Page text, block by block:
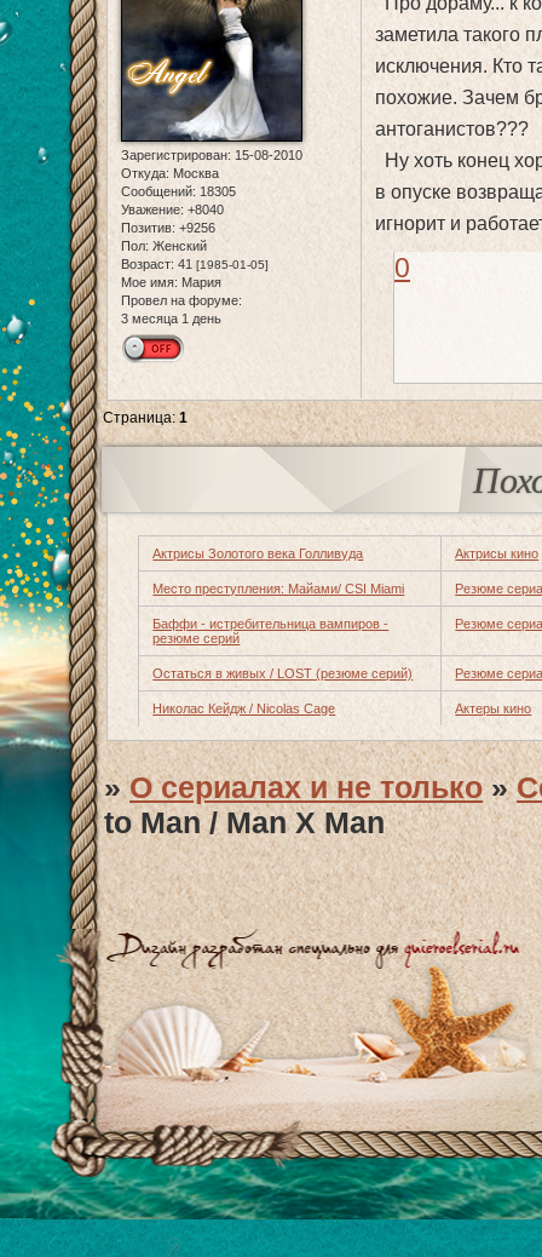
Зарегистрирован: 15-08-2010
Откуда: Москва
Сообщений: 18305
Уважение: +8040
Позитив: +9256
Пол: Женский
Возраст: 41 [1985-01-05]
Мое имя: Мария
Провел на форуме:
3 месяца 1 день
заметила такого
исключения. Кто
похожие. Зачем
антоганистов???
Ну хоть конец
в опуске
игнорит и
0
Страница:1
Актрисы Золотого века Голливуда Актрисы кино
Место преступления: Майами/ CSI Miami Резюме
Баффи - истребительница вампиров -
резюме серий
Резюме
Остаться в живых / LOST (резюме серий) Резюме
Николас Кейдж / Nicolas Cage Актеры кино
»О сериалах и не только »
to Man / Man X Man